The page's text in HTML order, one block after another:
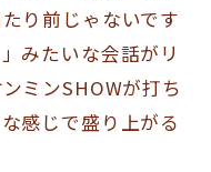
り前じゃないです
みたいな会話がリ
ミンSHOWが打ち
感じで盛り上がる